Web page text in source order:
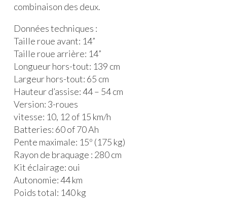
combinaison des deux.
Données techniques :
Taille roue avant: 14”
Taille roue arrière: 14”
Longueur hors-tout: 139 cm
Largeur hors-tout: 65 cm
Hauteur d’assise: 44 – 54 cm
Version: 3-roues
vitesse: 10, 12 of 15 km/h
Batteries: 60 of 70 Ah
Pente maximale: 15º (175 kg)
Rayon de braquage : 280 cm
Kit éclairage: oui
Autonomie: 44 km
Poids total: 140 kg